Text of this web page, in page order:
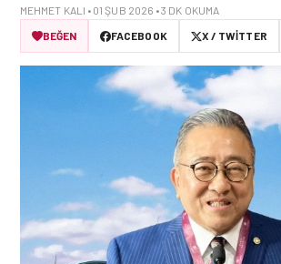
MEHMET KALI • 01 ŞUB 2026 • 3 DK OKUMA
BEĞEN
FACEBOOK X / TWITTER